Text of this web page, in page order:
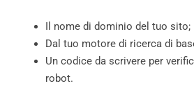
Il nome di dominio del tuo sito;
Dal tuo motore di ricerca di
Un codice da scrivere per
robot.